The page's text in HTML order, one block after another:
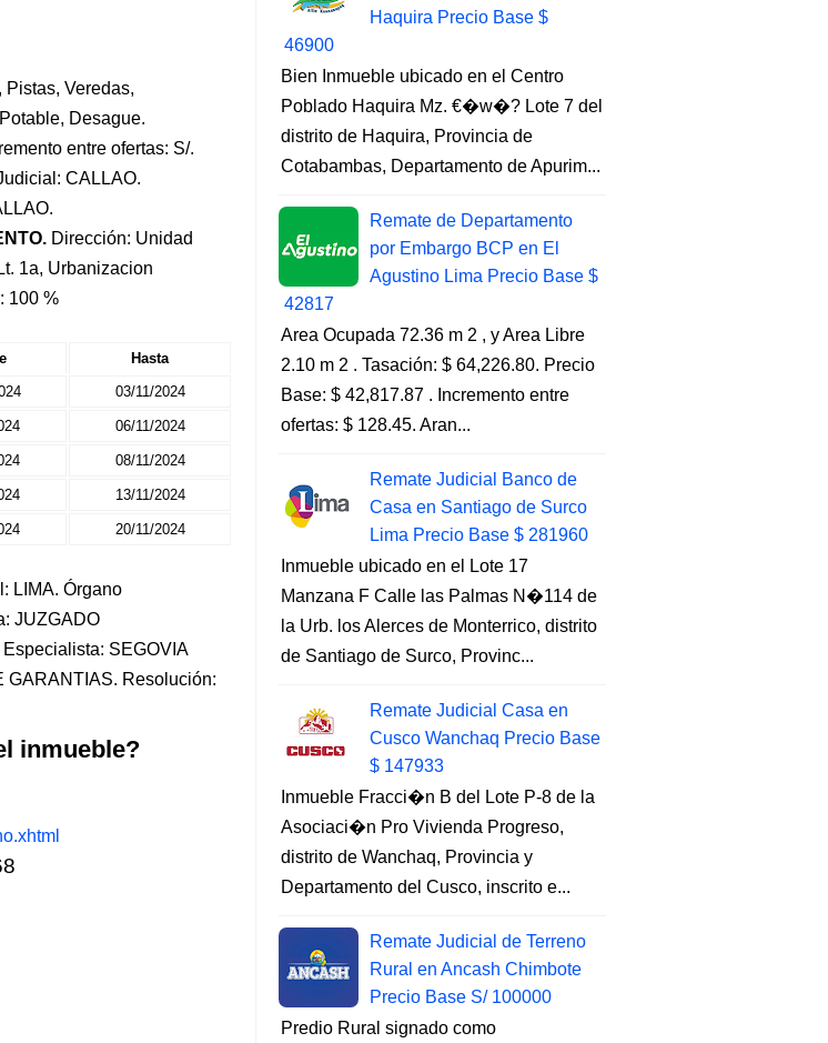
Veredas,
Desague.
entre ofertas: S/.
CALLAO.
Dirección: Unidad
1a, Urbanizacion
100 %
Hasta
03/11/2024
06/11/2024
08/11/2024
13/11/2024
20/11/2024
LIMA. Órgano
JUZGADO
SEGOVIA
GARANTIAS. Resolución:
inmueble?
Haquira Precio Base $
46900
Bien Inmueble ubicado en el Centro
Poblado Haquira Mz. €�w�? Lote 7 del
distrito de Haquira, Provincia de
Cotabambas, Departamento de Apurim...
Remate de Departamento
por Embargo BCP en El
Agustino Lima Precio Base $
42817
Area Ocupada 72.36 m 2 , y Area Libre
2.10 m 2 . Tasación: $ 64,226.80. Precio
Base: $ 42,817.87 . Incremento entre
ofertas: $ 128.45. Aran...
Remate Judicial Banco de
Casa en Santiago de Surco
Lima Precio Base $ 281960
Inmueble ubicado en el Lote 17
Manzana F Calle las Palmas N�114 de
la Urb. los Alerces de Monterrico, distrito
de Santiago de Surco, Provinc...
Remate Judicial Casa en
Cusco Wanchaq Precio Base
$ 147933
Inmueble Fracci�n B del Lote P-8 de la
Asociaci�n Pro Vivienda Progreso,
distrito de Wanchaq, Provincia y
Departamento del Cusco, inscrito e...
Remate Judicial de Terreno
Rural en Ancash Chimbote
Precio Base S/ 100000
Predio Rural signado como